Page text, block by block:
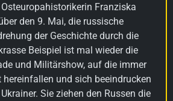
Franziska
den 9. Mai, die russische
der Geschichte durch die
Beispiel ist mal wieder die
und Militärshow, auf die immer
hereinfallen und sich beeindrucken
Sie ziehen den Russen die